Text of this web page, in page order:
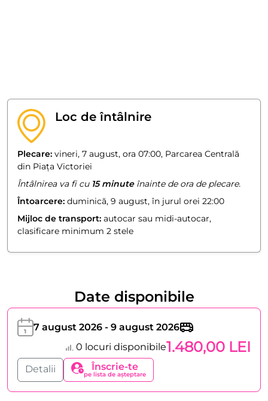
Loc de întâlnire
Plecare: vineri, 7 august, ora 07:00, Parcarea Centrală
din Piața Victoriei
Întâlnirea va fi cu 15 minuteînainte de ora de plecare.
Întoarcere: duminică, 9 august, în jurul orei 22:00
Mijloc de transport: autocar sau midi-autocar,
clasificare minimum 2 stele
Date disponibile
7 august 2026 - 9 august 2026
0 locuri disponibile1.480,00 LEI
Detalii Înscrie-te
pe lista de așteptare